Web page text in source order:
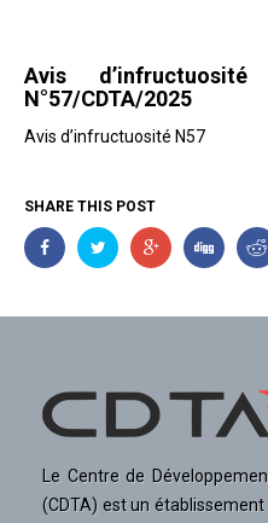
Avis
N°57/CDTA/2025
Avis d’infructuosité N57
SHARE THIS POST
Le Centre de
(CDTA) est un